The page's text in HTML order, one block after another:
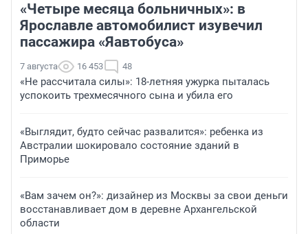
«Четыре месяца больничных»: в
Ярославле автомобилист изувечил
пассажира «Яавтобуса»
7 августа 16 453 48
«Не рассчитала силы»: 18-летняя ужурка пыталась
успокоить трехмесячного сына и убила его
«Выглядит, будто сейчас развалится»: ребенка из
Австралии шокировало состояние зданий в
Приморье
«Вам зачем он?»: дизайнер из Москвы за свои деньги
восстанавливает дом в деревне Архангельской
области